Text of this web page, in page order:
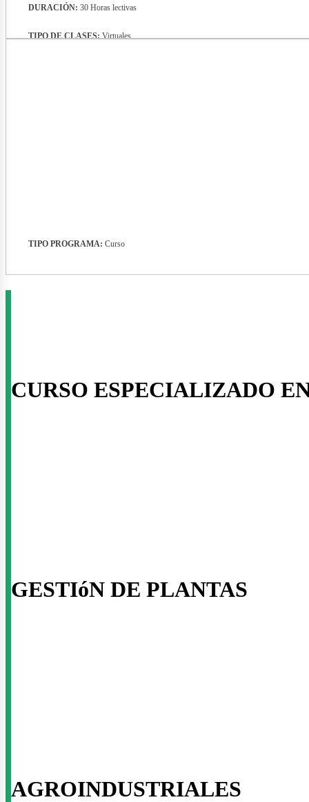
TIPO DE CLASES: Virtuales
DURACIÓN: 30 Horas lectivas
TIPO PROGRAMA: Curso
CURSO ESPECIALIZADO
GESTIóN DE PLANTAS
AGROINDUSTRIALES